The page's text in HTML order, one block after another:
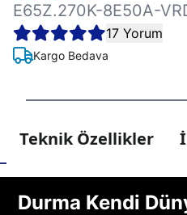
E65Z.270K-8E50A-
17 Yorum
Kargo Bedava
Teknik Özellikler
Durma Kendi